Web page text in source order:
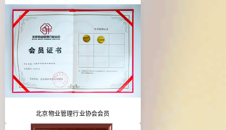
北京物业管理行业协会会员